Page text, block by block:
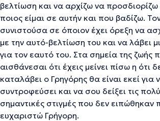
βελτίωση και να αρχίζω να προσδιορίζω
ποιος είμαι σε αυτήν και που βαδίζω.
συνιστούσα σε όποιον έχει όρεξη να
με την αυτό-βελτίωση του και να λάβει
για τον εαυτό του. Στα σημεία της ζωής
αισθάνεσαι ότι έχεις μείνει πίσω η ότι
καταλάβει ο Γρηγόρης θα είναι εκεί για
συντροφεύσει και να σου δείξει τις
σημαντικές στιγμές που δεν ειπώθηκαν
ευχαριστώ Γρήγορη.